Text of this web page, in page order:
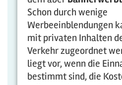
Schon durch wenige
Werbeeinblendungen
mit privaten Inhalten
Verkehr zugeordnet
liegt vor, wenn die
bestimmt sind, die